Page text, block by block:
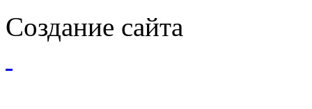
Создание сайта